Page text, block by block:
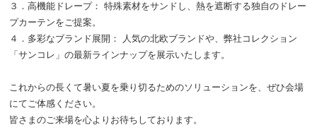
３．高機能ドレープ： 特殊素材をサンドし、熱を遮断する独自のドレー
プカーテンをご提案。
４． 多彩なブランド展開： 人気の北欧ブランドや、弊社コレクション
「サンコレ」の最新ラインナップを展示いたします。
これからの長くて暑い夏を乗り切るためのソリューションを、ぜひ会場
にてご体感ください。
皆さまのご来場を心よりお待ちしております。